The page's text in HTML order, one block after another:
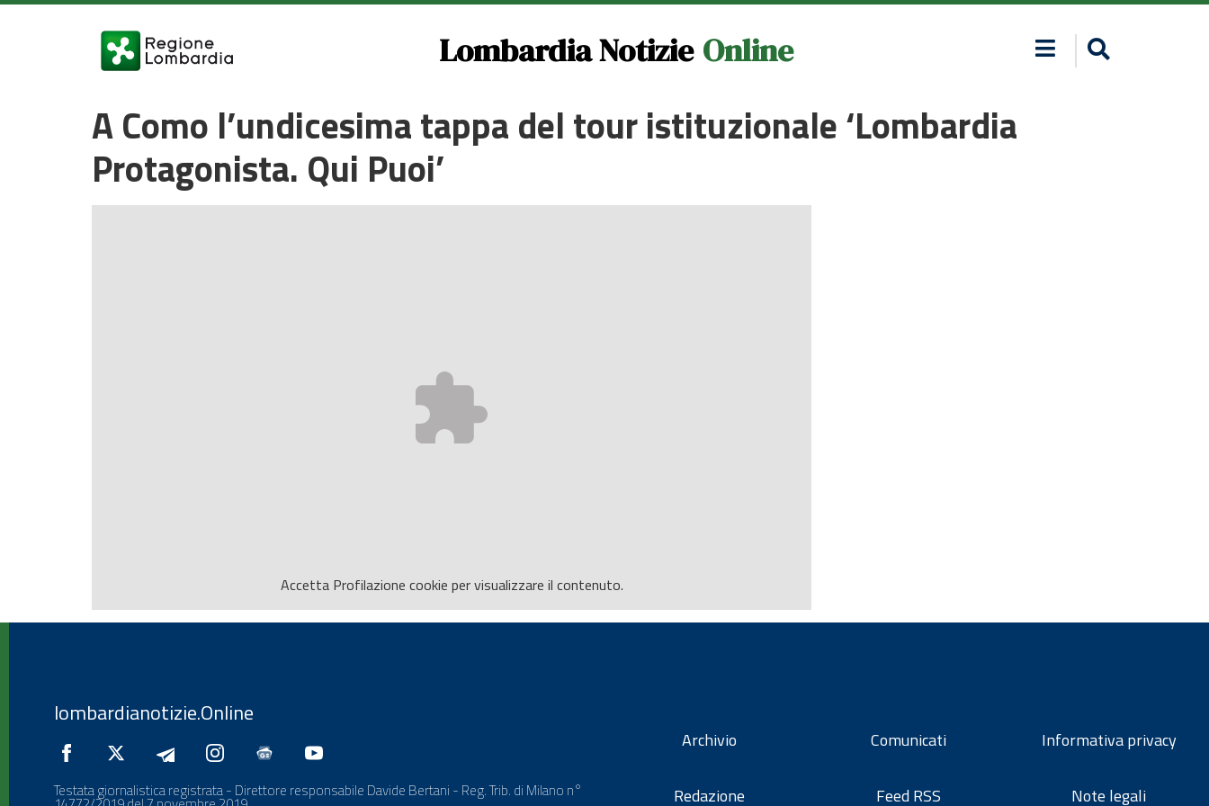
Lombardia Notizie Online
A Como l’undicesima tappa del tour istituzionale ‘Lombardia
Protagonista. Qui Puoi’
Accetta Profilazione cookie per visualizzare il contenuto.
lombardianotizie.Online
Testata giornalistica registrata - Direttore responsabile Davide Bertani - Reg. Trib. di Milano n°
Archivio
Redazione
Comunicati
Feed RSS
Informativa privacy
Note legali